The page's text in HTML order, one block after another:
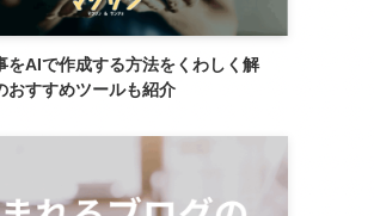
をAIで作成する方法をくわしく解
おすすめツールも紹介